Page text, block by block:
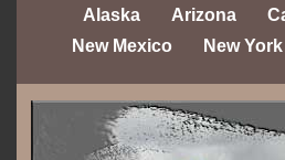
Alaska Arizona
New Mexico
New